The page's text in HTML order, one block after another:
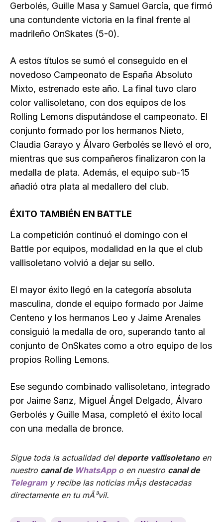
Gerbolés, Guille Masa y Samuel García, que firmó
una contundente victoria en la final frente al
madrileño OnSkates (5-0).
A estos títulos se sumó el conseguido en el
novedoso Campeonato de España Absoluto
Mixto, estrenado este año. La final tuvo claro
color vallisoletano, con dos equipos de los
Rolling Lemons disputándose el campeonato. El
conjunto formado por los hermanos Nieto,
Claudia Garayo y Álvaro Gerbolés se llevó el oro,
mientras que sus compañeros finalizaron con la
medalla de plata. Además, el equipo sub-15
añadió otra plata al medallero del club.
ÉXITO TAMBIÉN EN BATTLE
La competición continuó el domingo con el
Battle por equipos, modalidad en la que el club
vallisoletano volvió a dejar su sello.
El mayor éxito llegó en la categoría absoluta
masculina, donde el equipo formado por Jaime
Centeno y los hermanos Leo y Jaime Arenales
consiguió la medalla de oro, superando tanto al
conjunto de OnSkates como a otro equipo de los
propios Rolling Lemons.
Ese segundo combinado vallisoletano, integrado
por Jaime Sanz, Miguel Ángel Delgado, Álvaro
Gerbolés y Guille Masa, completó el éxito local
con una medalla de bronce.
Sigue toda la actualidad del deporte vallisoletanoen
nuestro canal de WhatsAppo en nuestro canal de
Telegramy recibe las noticias mÃ¡s destacadas
directamente en tu mÃ³vil.